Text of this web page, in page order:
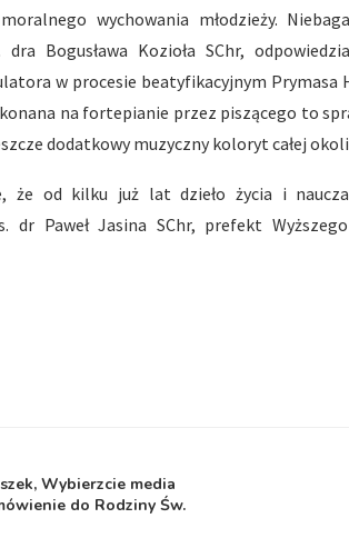
wychowania młodzieży.
Bogusława Kozioła SChr,
w procesie beatyfikacyjnym Prymasa
na fortepianie przez piszącego to
dodatkowy muzyczny koloryt całej
że od kilku już lat dzieło życia i
dr Paweł Jasina SChr, prefekt
Wybierzcie media
do Rodziny Św.